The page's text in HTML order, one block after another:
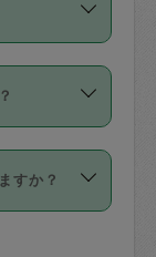
の得意
レビュ
録に際
教えて
ことが
ト契約
ンセル
ありま
するこ
さんを
ジさ
の同意
タスカ
関係が
すか？